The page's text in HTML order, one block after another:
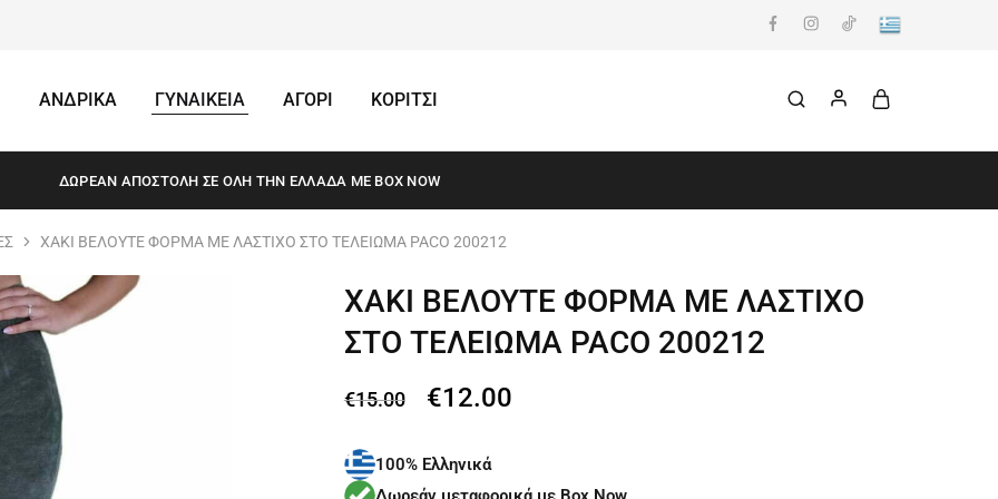
ΑΝΔΡΙΚΑ ΓΥΝΑΙΚΕΙΑ ΑΓΟΡΙ ΚΟΡΙΤΣΙ
ΔΩΡΕΆΝ ΑΠΟΣΤΟΛΗ ΣΕ ΌΛΗ ΤΗΝ ΕΛΛΆΔΑ ΜΕ BOX NOW
ΧΑΚΙ ΒΕΛΟΥΤΕ ΦΟΡΜΑ ΜΕ ΛΑΣΤΙΧΟ ΣΤΟ ΤΕΛΕΙΩΜΑ PACO 200212
ΧΑΚΙ ΒΕΛΟΥΤΕ ΦΟΡΜΑ ΜΕ ΛΑΣΤΙΧΟ
ΣΤΟ ΤΕΛΕΙΩΜΑ PACO 200212
€15.00 €12.00
100% Ελληνικά